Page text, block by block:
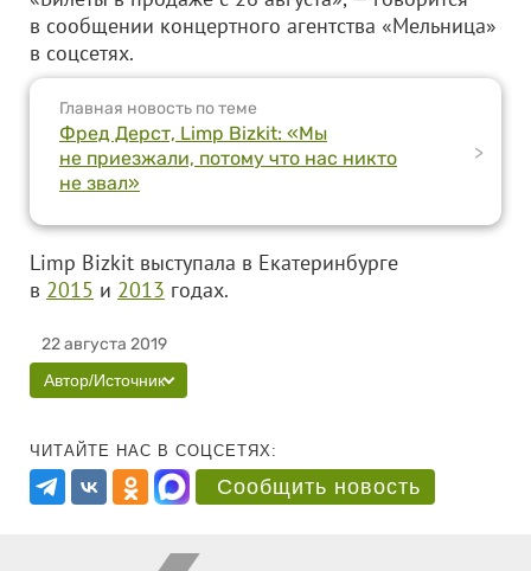
в сообщении концертного агентства «Мельница»
в соцсетях.
Главная новость по теме
Фред Дерст, Limp Bizkit: «Мы
не приезжали, потому что нас никто
не звал»
>
Limp Bizkit выступала в Екатеринбурге
в 2015 и 2013 годах.
22 августа 2019
Автор/Источник
ЧИТАЙТЕ НАС В СОЦСЕТЯХ:
Сообщить новость